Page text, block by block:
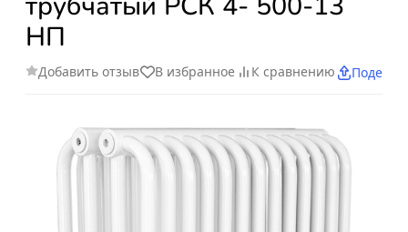
НП
Добавить отзыв В избранное К сравнению